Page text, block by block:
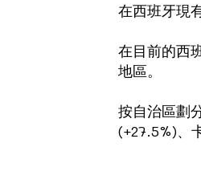
在西班牙現
在目前的西
地區。
按自治區劃
(+27.5%)、